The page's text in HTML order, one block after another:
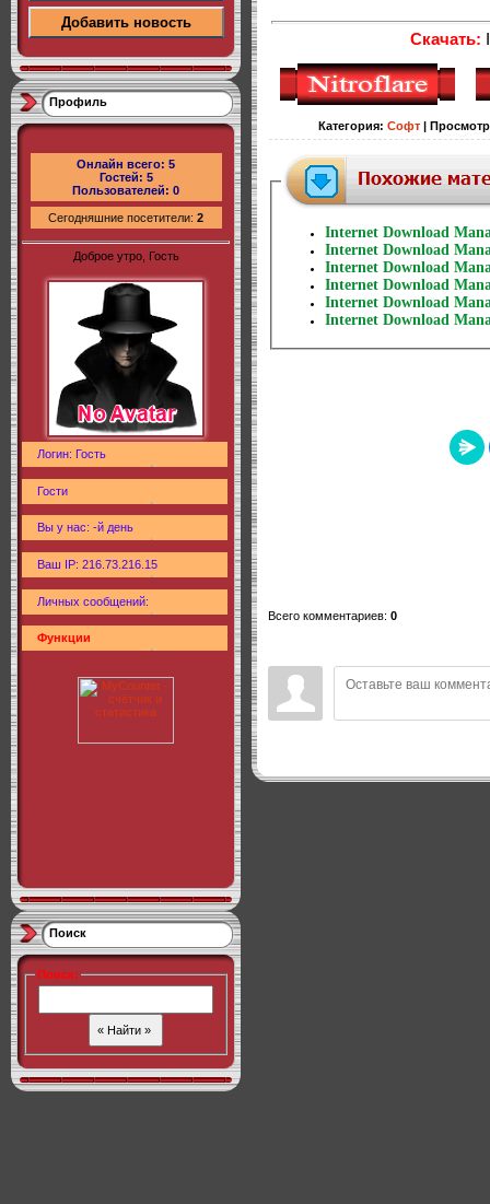
Добавить новость
Профиль
Онлайн всего: 5
Гостей: 5
Пользователей: 0
Сегодняшние посетители: 2
Доброе утро, Гость
Логин: Гость
Гости
Вы у нас: -й день
Ваш IP: 216.73.216.15
Личных сообщений:
Функции
Поиск
Поиск:
Скачать:
Категория: Софт
Internet Download
Internet Download
Internet Download
Internet Download
Internet Download
Internet Download
Всего комментариев: 0